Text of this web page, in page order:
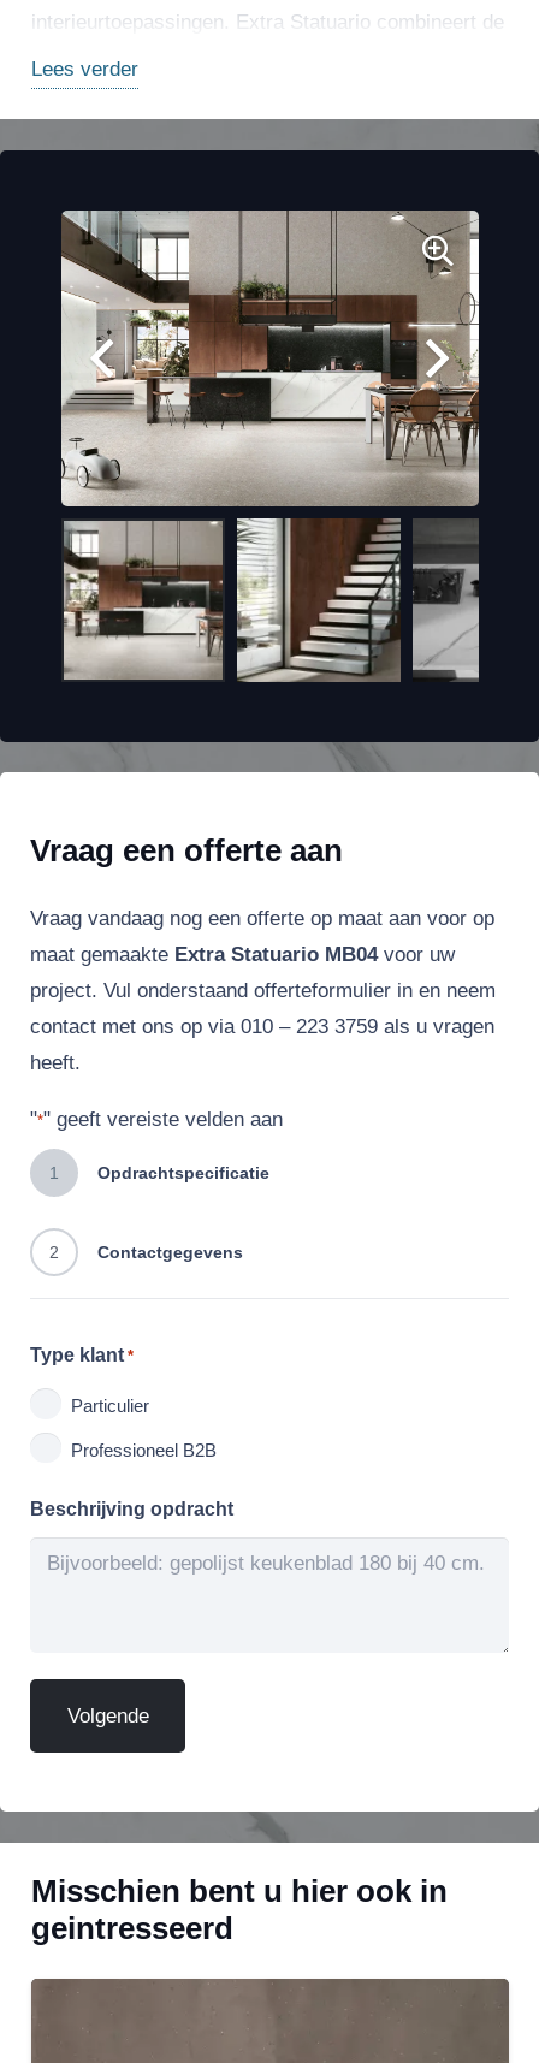
interieurtoepassingen. Extra Statuario combineert de
klassieke marmerlook met de technische voordelen
van premium porselein: uitstekende duurzaamheid,
Lees verder
Vraag een offerte aan
Vraag vandaag nog een offerte op maat aan voor op
maat gemaakte Extra Statuario MB04voor uw
project. Vul onderstaand offerteformulier in en neem
contact met ons op via 010 – 223 3759 als u vragen
heeft.
"*" geeft vereiste velden aan
1 Opdrachtspecificatie
2 Contactgegevens
Type klant *
Particulier
Professioneel B2B
Beschrijving opdracht
Misschien bent u hier ook in
geintresseerd